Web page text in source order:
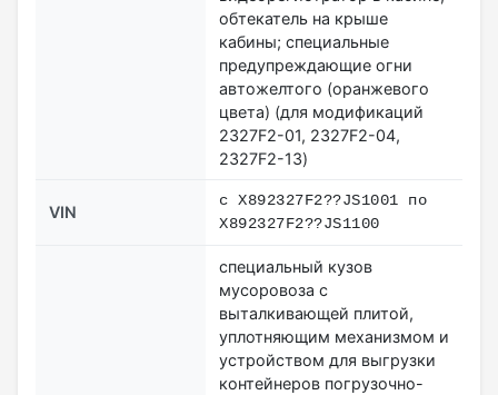
обтекатель на крыше
кабины; специальные
предупреждающие огни
автожелтого (оранжевого
цвета) (для модификаций
2327F2-01, 2327F2-04,
2327F2-13)
VIN
с X892327F2??JS1001 по
X892327F2??JS1100
специальный кузов
мусоровоза с
выталкивающей плитой,
уплотняющим механизмом и
устройством для выгрузки
контейнеров погрузочно-